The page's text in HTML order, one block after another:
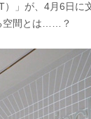
」が、4月6日に
空間とは……？